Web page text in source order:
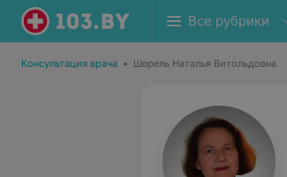
Все рубрики
Консультация врача • Шерель Наталья Витольдовна